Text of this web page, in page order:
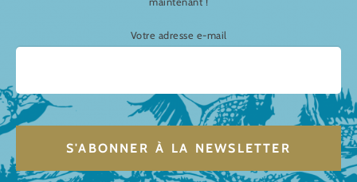
Votre adresse e-mail